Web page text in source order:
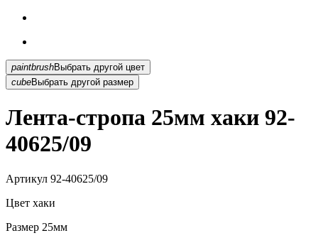
paintbrush
Выбрать другой цвет
cubeВыбрать другой размер
Лента-стропа 25мм хаки 92-
40625/09
Артикул 92-40625/09
Цвет хаки
Размер 25мм